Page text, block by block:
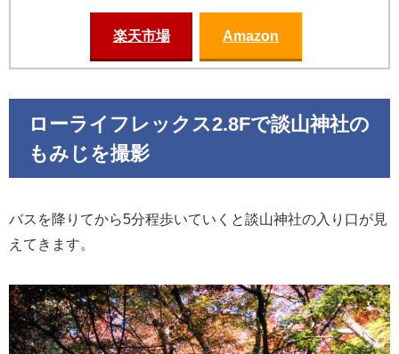
楽天市場 Amazon
ローライフレックス2.8Fで談山神社の
もみじを撮影
バスを降りてから5分程歩いていくと談山神社の入り口が見
えてきます。